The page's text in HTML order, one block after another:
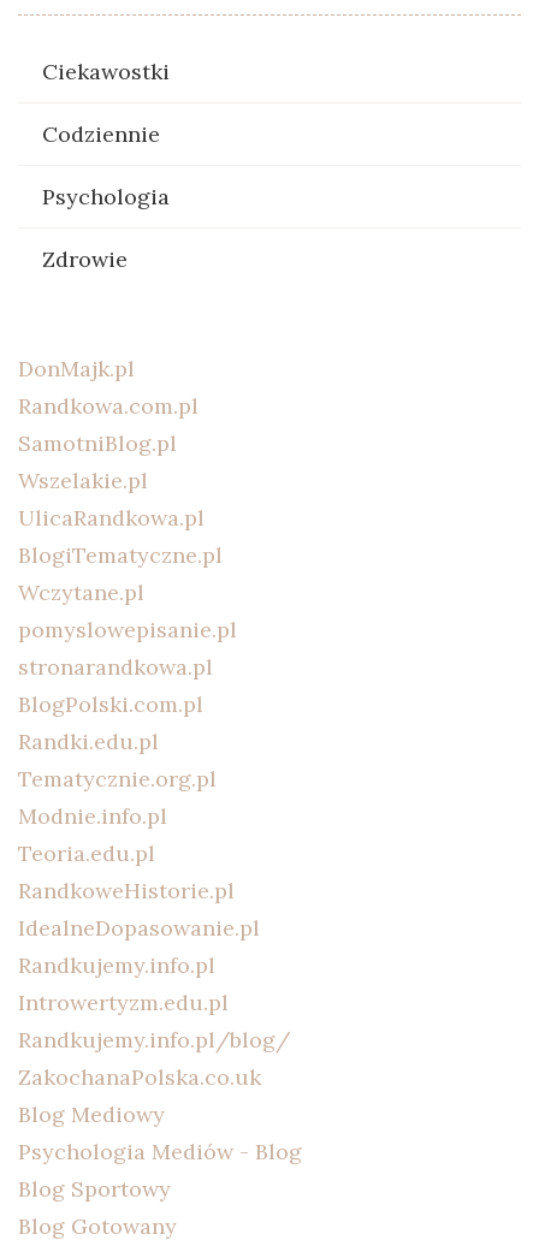
Ciekawostki
Codziennie
Psychologia
Zdrowie
DonMajk.pl
Randkowa.com.pl
SamotniBlog.pl
Wszelakie.pl
UlicaRandkowa.pl
BlogiTematyczne.pl
Wczytane.pl
pomyslowepisanie.pl
stronarandkowa.pl
BlogPolski.com.pl
Randki.edu.pl
Tematycznie.org.pl
Modnie.info.pl
Teoria.edu.pl
RandkoweHistorie.pl
IdealneDopasowanie.pl
Randkujemy.info.pl
Introwertyzm.edu.pl
Randkujemy.info.pl/blog/
ZakochanaPolska.co.uk
Blog Mediowy
Psychologia Mediów - Blog
Blog Sportowy
Blog Gotowany